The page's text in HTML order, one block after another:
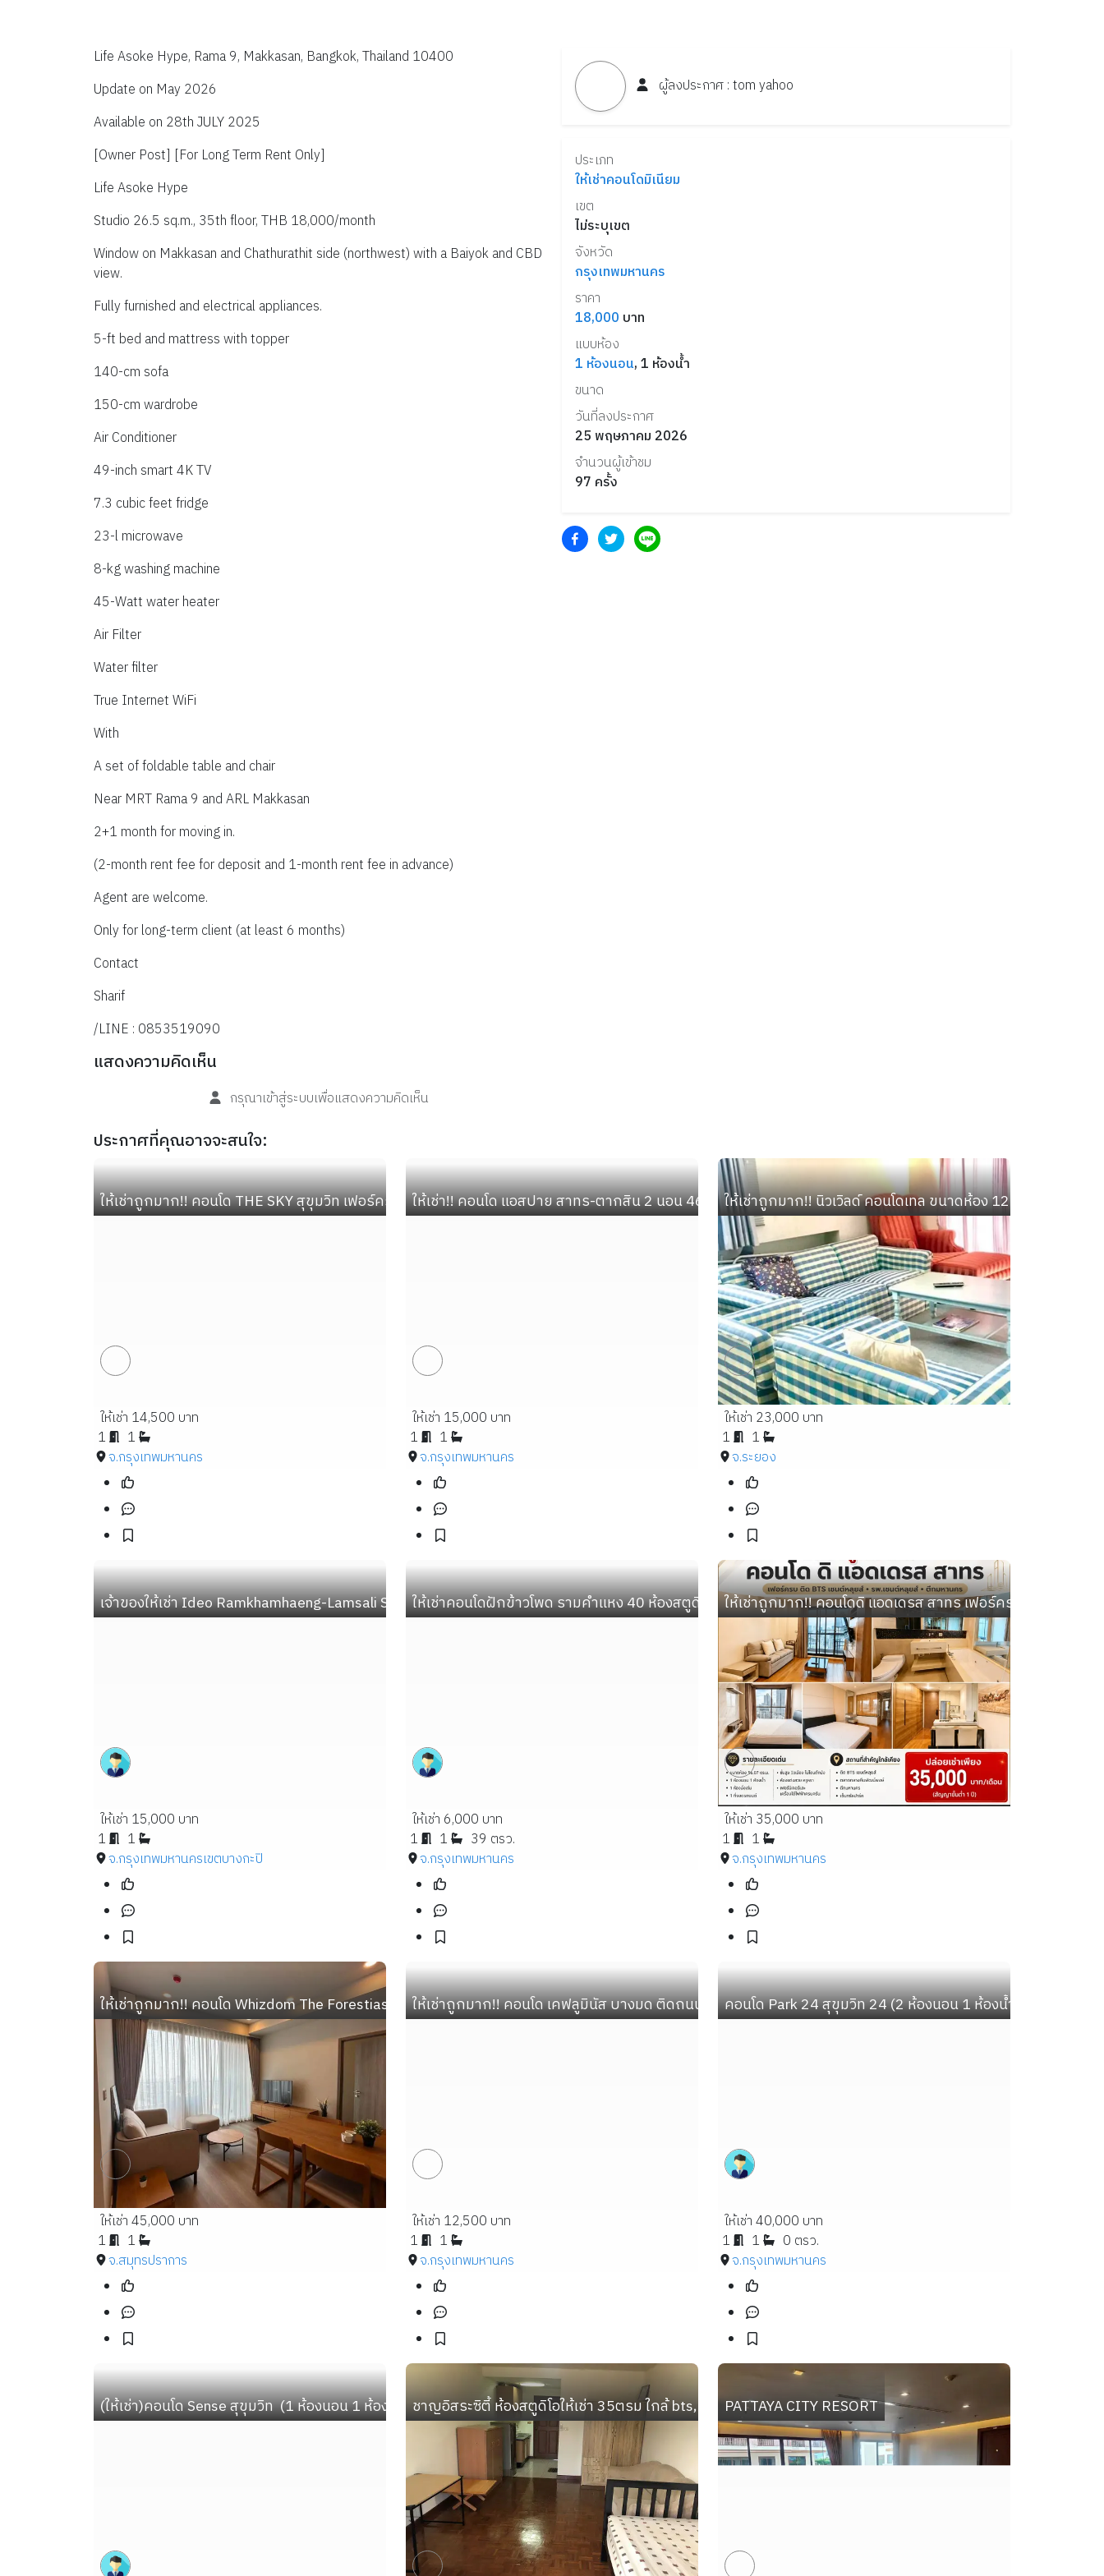
Life Asoke Hype, Rama 9, Makkasan, Bangkok, Thailand 10400
Update on May 2026
Available on 28th JULY 2025
[Owner Post] [For Long Term Rent Only]
Life Asoke Hype
Studio 26.5 sq.m., 35th floor, THB 18,000/month
Window on Makkasan and Chathurathit side (northwest) with a Baiyok and CBD
view.
Fully furnished and electrical appliances.
5-ft bed and mattress with topper
140-cm sofa
150-cm wardrobe
Air Conditioner
49-inch smart 4K TV
7.3 cubic feet fridge
23-l microwave
8-kg washing machine
45-Watt water heater
Air Filter
Water filter
True Internet WiFi
With
A set of foldable table and chair
Near MRT Rama 9 and ARL Makkasan
2+1 month for moving in.
(2-month rent fee for deposit and 1-month rent fee in advance)
Agent are welcome.
Only for long-term client (at least 6 months)
Contact
Sharif
/LINE : 0853519090
แสดงความคิดเห็น
กรุณาเข้าสู่ระบบเพื่อแสดงความคิดเห็น
ผู้ลงประกาศ :tomyahoo
ประเภท
ให้เช่าคอนโดมิเนียม
เขต
ไม่ระบุเขต
จังหวัด
กรุงเทพมหานคร
ราคา
18,000 บาท
แบบห้อง
1 ห้องนอน,1 ห้องน้ำ
ขนาด
วันที่ลงประกาศ
25 พฤษภาคม 2026
จำนวนผู้เข้าชม
97 ครั้ง
ประกาศที่คุณอาจจะสนใจ:
ให้เช่าถูกมาก!! คอนโด THE SKY สุขุมวิท เฟอร์ครบ ใกล้ BTS อุดมสุข 450 ม. ติดห้าง Bangkok Mall
ให้เช่า 14,500 บาท
1
1
จ.กรุงเทพมหานคร
ให้เช่า!! คอนโด แอสปาย สาทร-ตากสิน 2 นอน 46 ตร.ม. ติดถนนใหญ่ ทำเลทอง เพียง 1 นาทีถึง BTS
ให้เช่า 15,000 บาท
1
1
จ.กรุงเทพมหานคร
ให้เช่าถูกมาก!! นิวเวิลด์ คอนโดเทล ขนาดห้อง 128 ตร.ม. 2นอน
ให้เช่า 23,000 บาท
1
1
จ.ระยอง
เจ้าของให้เช่า Ideo Ramkhamhaeng-Lamsali Station ห้องหน้ากว้าง ห้องมุม ผนังห้องนอนไม่ติดห้องพักอาศัย
ให้เช่า 15,000 บาท
1
1
จ.กรุงเทพมหานครเขตบางกะปิ
ให้เช่าคอนโดฝักข้าวโพด รามคำแหง 40 ห้องสตูดิโอ 39 ตร.ม. ตึก 1 ห้องสภาพใหม่พร้อมแอร์ และเฟอร์ครบ
ให้เช่า 6,000 บาท
1
1
39 ตรว.
จ.กรุงเทพมหานคร
ให้เช่าถูกมาก!! คอนโดดิ แอดเดรส สาทร เฟอร์ครบ ติด BTS
ให้เช่า 35,000 บาท
1
1
จ.กรุงเทพมหานคร
ให้เช่าถูกมาก!! คอนโด Whizdom The Forestias 2 นอน 2 น้ำ 58 ตร.ม. เฟอร์ครบ ใกล้เมกาบางนา ทางด่วนฯ
ให้เช่า 45,000 บาท
1
1
จ.สมุทรปราการ
ให้เช่าถูกมาก!! คอนโด เคฟลูมินัส บางมด ติดถนนพุทธบูชา เฟอร์ครบ พร้อมอยู่ ใกล้ม.เทคโนโลยีพระจอมเกล้าธ
ให้เช่า 12,500 บาท
1
1
จ.กรุงเทพมหานคร
คอนโด Park 24 สุขุมวิท 24 (2 ห้องนอน 1 ห้องน้ำ พื้นที่ 52 ตร.
ให้เช่า 40,000 บาท
1
1
0 ตรว.
จ.กรุงเทพมหานคร
(ให้เช่า)คอนโด Sense สุขุมวิท  (1 ห้องนอน 1 ห้องน้ำ พื้นที่ 42 ตร.ม. ) ใกล้บีทีเอสอุดุมสุขชาญอิสระซิตี้ ห้องสตูดิโอให้เช่า 35ตรม ใกล้ bts, mrt บางหว้า  ห้องแอร์ พร้อมอยู่ ห้องแอร์.
PATTAYA CITY RESORT